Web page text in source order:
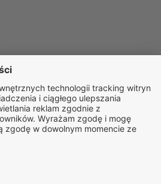
telemedycznych jest
rozumieniu ustawy z dnia 15
leczniczej, wpisanym do
działalność leczniczą pod